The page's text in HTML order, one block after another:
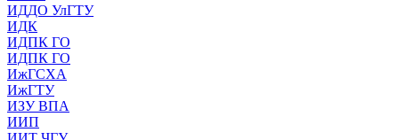
ИДДО УлГТУ
ИДК
ИДПК ГО
ИДПК ГО
ИжГСХА
ИжГТУ
ИЗУ ВПА
ИИП